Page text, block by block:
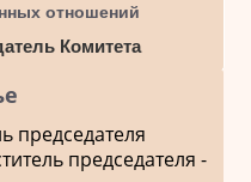
отношений
Комитета
председателя
председателя -